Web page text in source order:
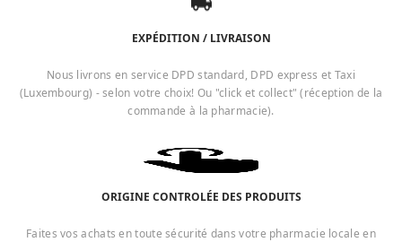
EXPÉDITION / LIVRAISON
Nous livrons en service DPD standard, DPD express et Taxi
(Luxembourg) - selon votre choix! Ou "click et collect" (réception de la
commande à la pharmacie).
ORIGINE CONTROLÉE DES PRODUITS
Faites vos achats en toute sécurité dans votre pharmacie locale en